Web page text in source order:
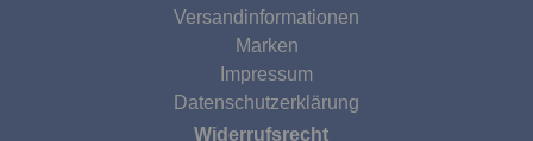
Versandinformationen
Marken
Impressum
Datenschutzerklärung
Widerrufsrecht